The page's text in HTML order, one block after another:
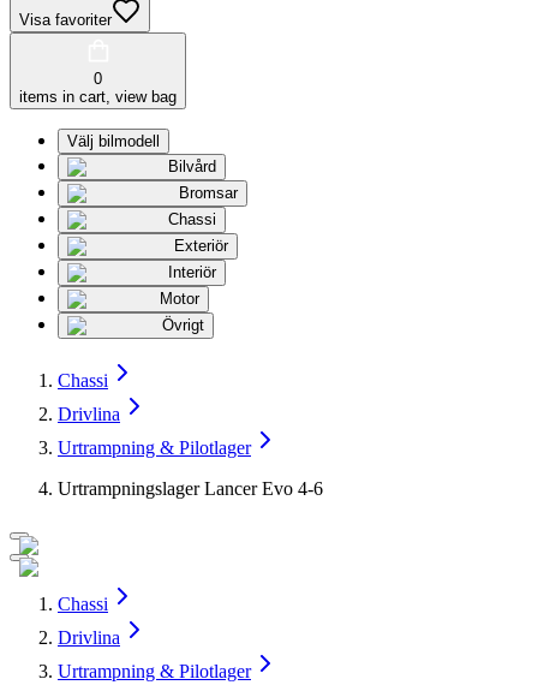
Visa favoriter
0
items in cart, view bag
Välj bilmodell
Bilvård
Bromsar
Chassi
Exteriör
Interiör
Motor
Övrigt
Chassi
Drivlina
Urtrampning & Pilotlager
Urtrampningslager Lancer Evo 4-6
Chassi
Drivlina
Urtrampning & Pilotlager